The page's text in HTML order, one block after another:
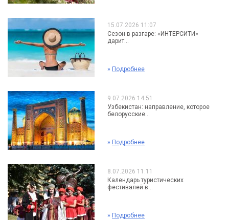
15.07.2026 11:07
Сезон в разгаре: «ИНТЕРСИТИ»
дарит...
» Подробнее
9.07.2026 14:51
Узбекистан: направление, которое
белорусские...
» Подробнее
8.07.2026 11:11
Календарь туристических
фестивалей в...
» Подробнее